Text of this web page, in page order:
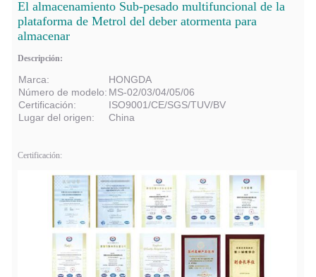
El almacenamiento Sub-pesado multifuncional de la
plataforma de Metrol del deber atormenta para
almacenar
Descripción:
Marca:
HONGDA
Número de modelo: MS-02/03/04/05/06
Certificación:
ISO9001/CE/SGS/TUV/BV
Lugar del origen:
China
Certificación: